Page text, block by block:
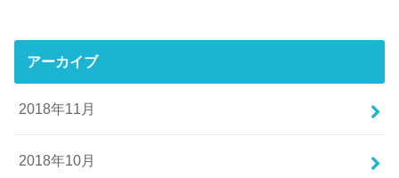
アーカイブ
2018年11月
2018年10月